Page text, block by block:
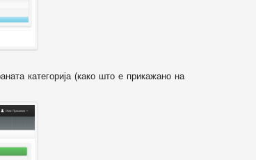
категорија (како што е прикажано на